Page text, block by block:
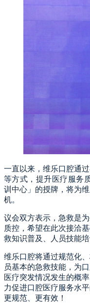
一直以来，维乐口腔通
等方式，提升医疗服务
训中心」的授牌，将为
机。
议会双方表示，急救是
质控，希望在此次接洽
救知识普及、人员技能培
维乐口腔将通过规范化
员基本的急救技能，为
医疗突发情况发生的概
力促进口腔医疗服务水
更规范、更有效！